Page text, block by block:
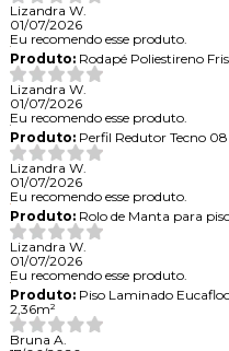
Lizandra W.
01/07/2026
Eu recomendo esse produto.
Produto:Rodapé Poliestireno
Lizandra W.
01/07/2026
Eu recomendo esse produto.
Produto:Perfil Redutor Tecno
Lizandra W.
01/07/2026
Eu recomendo esse produto.
Produto:Rolo de Manta para
Lizandra W.
01/07/2026
Eu recomendo esse produto.
Produto:Piso Laminado
2,36m²
Bruna A.